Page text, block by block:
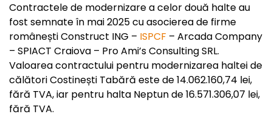
Contractele de modernizare a celor două halte au
fost semnate în mai 2025 cu asocierea de firme
românești Construct ING – ISPCF – Arcada Company
– SPIACT Craiova – Pro Ami’s Consulting SRL.
Valoarea contractului pentru modernizarea haltei de
călători Costinești Tabără este de 14.062.160,74 lei,
fără TVA, iar pentru halta Neptun de 16.571.306,07 lei,
fără TVA.